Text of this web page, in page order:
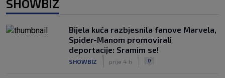
SHOWBIZ
Bijela kuća razbjesnila fanove Marvela,
Spider-Manom promovirali
deportacije: Sramim se!
SHOWBIZ prije 4 h 0